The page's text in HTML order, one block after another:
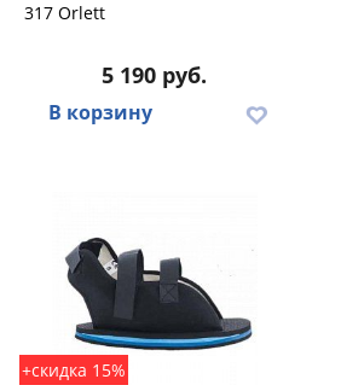
317 Orlett
5 190 руб.
В корзину
+скидка 15%